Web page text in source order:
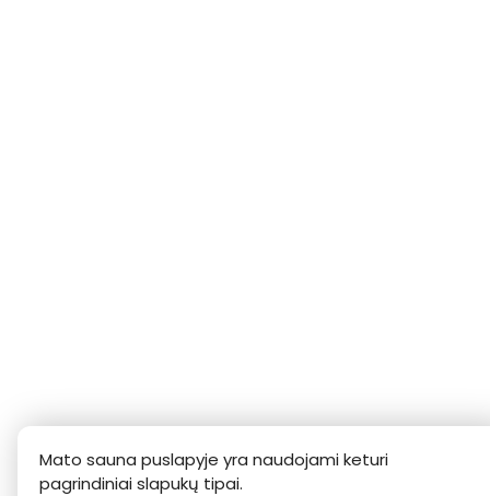
Mato sauna puslapyje yra naudojami keturi
pagrindiniai slapukų tipai.